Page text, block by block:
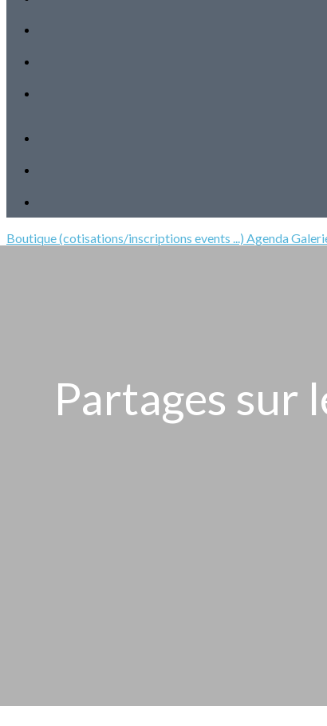
Boutique (cotisations/inscriptions events ...) Agenda
Partages sur